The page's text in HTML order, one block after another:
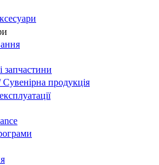
запчастини
продукція